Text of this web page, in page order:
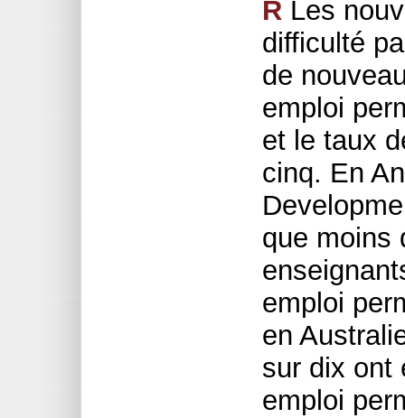
R Les
difficulté
de
emploi
et le taux
cinq. En
que moins
emploi
en
sur dix ont
emploi